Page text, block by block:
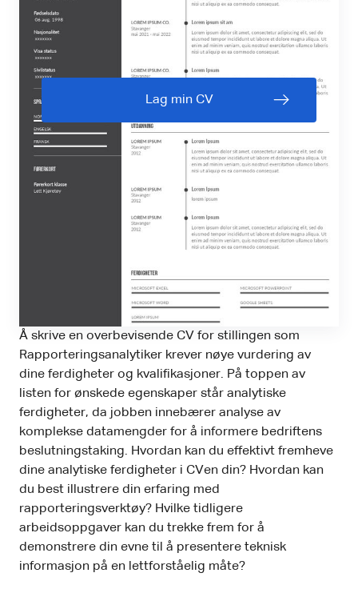
Lag min CV
Å skrive en overbevisende CV for stillingen som
Rapporteringsanalytiker krever nøye vurdering av
dine ferdigheter og kvalifikasjoner. På toppen av
listen for ønskede egenskaper står analytiske
ferdigheter, da jobben innebærer analyse av
komplekse datamengder for å informere bedriftens
beslutningstaking. Hvordan kan du effektivt fremheve
dine analytiske ferdigheter i CVen din? Hvordan kan
du best illustrere din erfaring med
rapporteringsverktøy? Hvilke tidligere
arbeidsoppgaver kan du trekke frem for å
demonstrere din evne til å presentere teknisk
informasjon på en lettforståelig måte?